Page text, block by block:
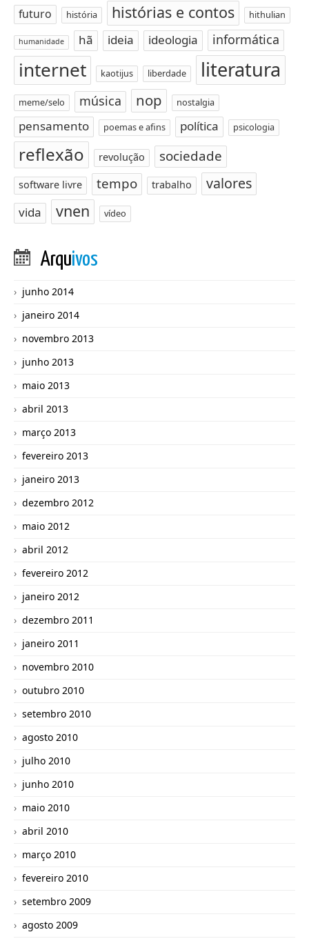
futuro história histórias e contos hithulian
humanidade hã ideia ideologia informática
internet kaotijus liberdade literatura
meme/selo música nop nostalgia
pensamento poemas e afins política psicologia
reflexão revolução sociedade
software livre tempo trabalho valores
vida vnen vídeo
Arquivos
junho 2014
janeiro 2014
novembro 2013
junho 2013
maio 2013
abril 2013
março 2013
fevereiro 2013
janeiro 2013
dezembro 2012
maio 2012
abril 2012
fevereiro 2012
janeiro 2012
dezembro 2011
janeiro 2011
novembro 2010
outubro 2010
setembro 2010
agosto 2010
julho 2010
junho 2010
maio 2010
abril 2010
março 2010
fevereiro 2010
setembro 2009
agosto 2009